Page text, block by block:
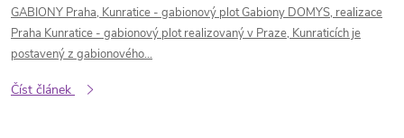
GABIONY Praha, Kunratice - gabionový plot Gabiony DOMYS, realizace
Praha Kunratice - gabionový plot realizovaný v Praze, Kunraticích je
postavený z gabionového...
Číst článek